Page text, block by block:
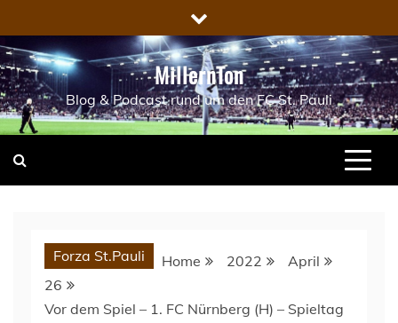
to
content
MillernTon
Blog & Podcast rund um den FC St. Pauli
Forza St.Pauli Home 2022
April
26
Vor dem Spiel – 1. FC Nürnberg (H) – Spieltag